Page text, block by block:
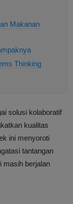
Makanan
Thinking
solusi kolaboratif
kualitas
ini menyoroti
tantangan
masih berjalan